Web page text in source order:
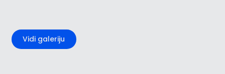
Vidi galeriju